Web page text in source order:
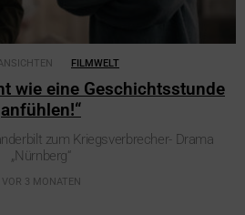
FILMWELT
wie eine Geschichtsstunde
anfühlen!“
zum Kriegsverbrecher- Drama
„Nürnberg“
VOR 3 MONATEN